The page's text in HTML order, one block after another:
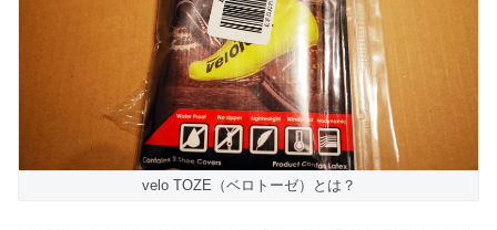
velo TOZE（ベロトーゼ）とは？